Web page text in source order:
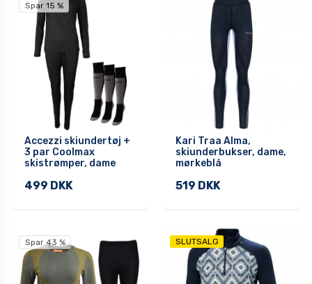
Spar 15 %
Accezzi skiundertøj +
3 par Coolmax
skistrømper, dame
499 DKK
Kari Traa Alma,
skiunderbukser, dame,
mørkeblå
519 DKK
Spar 43 % SLUTSALG